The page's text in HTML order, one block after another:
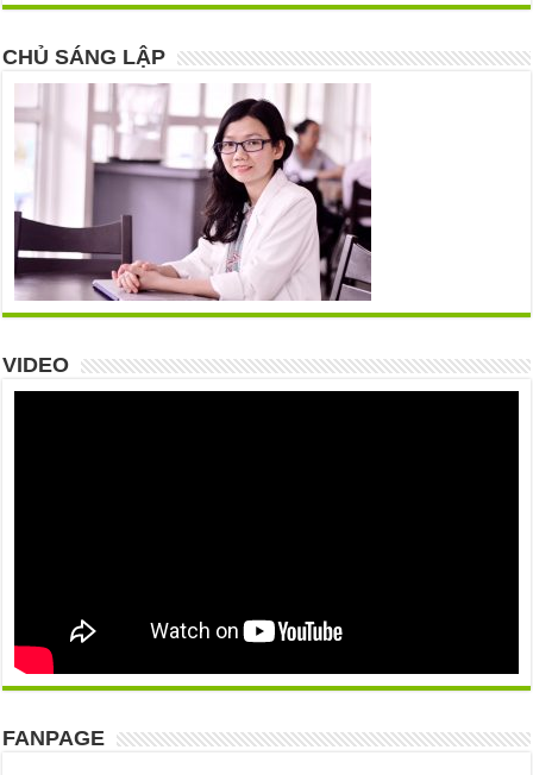
CHỦ SÁNG LẬP
VIDEO
FANPAGE